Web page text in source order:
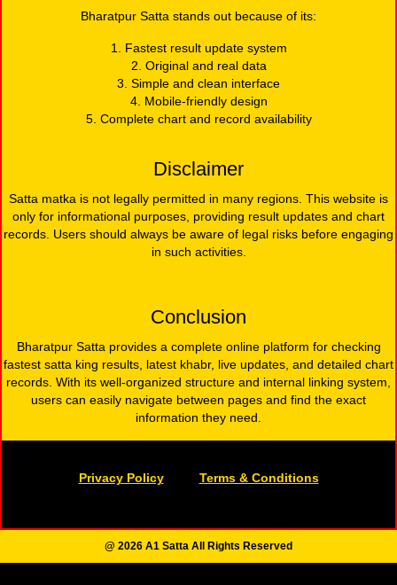
Bharatpur Satta stands out because of its:
1. Fastest result update system
2. Original and real data
3. Simple and clean interface
4. Mobile-friendly design
5. Complete chart and record availability
Disclaimer
Satta matka is not legally permitted in many regions. This website is
only for informational purposes, providing result updates and chart
records. Users should always be aware of legal risks before engaging
in such activities.
Conclusion
Bharatpur Satta provides a complete online platform for checking
fastest satta king results, latest khabr, live updates, and detailed chart
records. With its well-organized structure and internal linking system,
users can easily navigate between pages and find the exact
information they need.
Privacy Policy Terms & Conditions
@ 2026 A1 Satta All Rights Reserved